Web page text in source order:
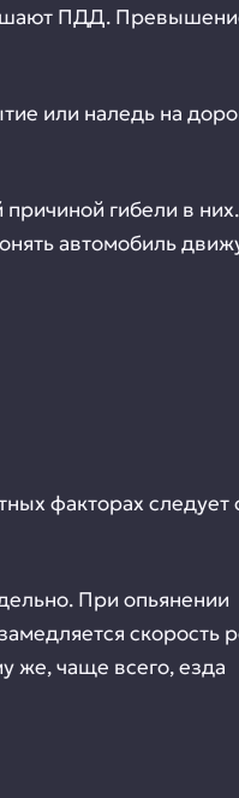
ПДД.
или наледь на
гибели в
автомобиль
факторах следует
При опьянении
скорость
же, чаще всего, езда